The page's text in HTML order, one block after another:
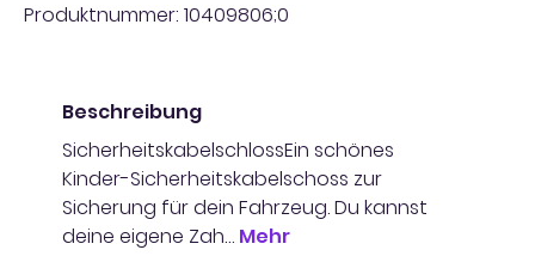
Produktnummer: 10409806;0
Beschreibung
SicherheitskabelschlossEin schönes
Kinder-Sicherheitskabelschoss zur
Sicherung für dein Fahrzeug. Du kannst
deine eigene Zah… Mehr